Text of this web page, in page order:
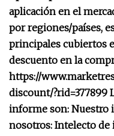
aplicación en el
por regiones/países,
principales cubiertos
descuento en la
https://
discount/?rid=377899
informe son: Nuestro
nosotros: Intelecto de